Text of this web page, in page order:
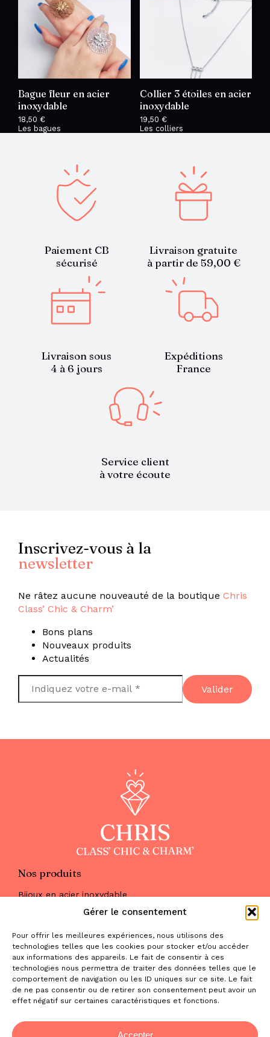
Gérer le consentement
Pour offrir les meilleures expériences, nous utilisons des
technologies telles que les cookies pour stocker et/ou accéder
aux informations des appareils. Le fait de consentir à ces
technologies nous permettra de traiter des données telles que le
comportement de navigation ou les ID uniques sur ce site. Le fait
de ne pas consentir ou de retirer son consentement peut avoir un
effet négatif sur certaines caractéristiques et fonctions.
Accepter
Bague fleur en acier
inoxydable
18,50 €
Les bagues
Collier 3 étoiles en acier
inoxydable
19,50 €
Les colliers
Paiement CB
sécurisé
Livraison gratuite
à partir de 59,00 €
Livraison sous
4 à 6 jours
Expéditions
France
Service client
à votre écoute
Inscrivez-vous à la
newsletter
Ne râtez aucune nouveauté de la boutique Chris
Class’ Chic & Charm’
Bons plans
Nouveaux produits
Actualités
Nos produits
Bijoux en acier inoxydable
Maquillage
Parfums
Nous trouver
& nous contacter
2 place de la Liberté
31470 Saint-Lys
06 52 05 69 65